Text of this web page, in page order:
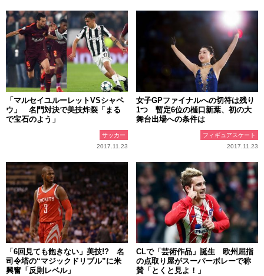
「マルセイユルーレットVSシャペ
ウ」 名門対決で美技炸裂「まる
で宝石のよう」
サッカー
2017.11.23
女子GPファイナルへの切符は残り
1つ 暫定6位の樋口新葉、初の大
舞台出場への条件は
フィギュアスケート
2017.11.23
「6回見ても飽きない」美技!? 名
司令塔の“マジックドリブル”に米
興奮「反則レベル」
CLで「芸術作品」誕生 欧州屈指
の点取り屋がスーパーボレーで称
賛「とくと見よ！」